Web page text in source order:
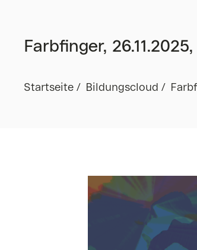
Farbfinger, 26.11.2025,
Startseite Bildungscloud